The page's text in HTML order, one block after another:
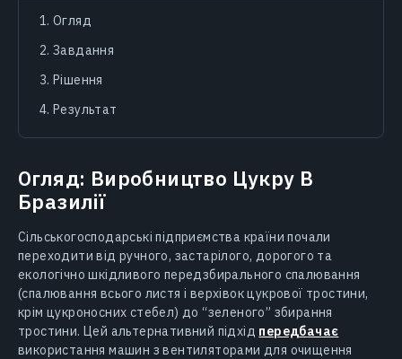
Огляд
Завдання
Рішення
Результат
Огляд: Виробництво Цукру В
Бразилії
Сільськогосподарські підприємства країни почали
переходити від ручного, застарілого, дорогого та
екологічно шкідливого передзбирального спалювання
(спалювання всього листя і верхівок цукрової тростини,
крім цукроносних стебел) до “зеленого” збирання
тростини. Цей альтернативний підхід передбачає
використання машин з вентиляторами для очищення